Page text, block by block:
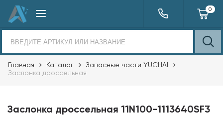
0
Главная Каталог
Запасные части YUCHAI
Заслонка дроссельная
Заслонка дроссельная 11N100-1113640SF3